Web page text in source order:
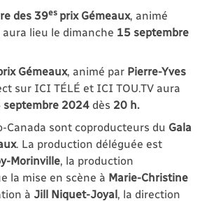
des 39es prix Gémeaux, animé
aura lieu le dimanche 15 septembre
Gémeaux, animé par Pierre-Yves
sur ICI TÉLÉ et ICI TOU.TV aura
septembre 2024 dès 20 h.
Canada sont coproducteurs du Gala
. La production déléguée est
Morinville , la production
la mise en scène à Marie-Christine
à Jill Niquet-Joyal , la direction